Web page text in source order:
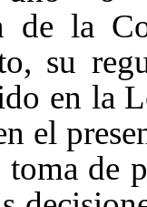
de la
su
en la
el
de